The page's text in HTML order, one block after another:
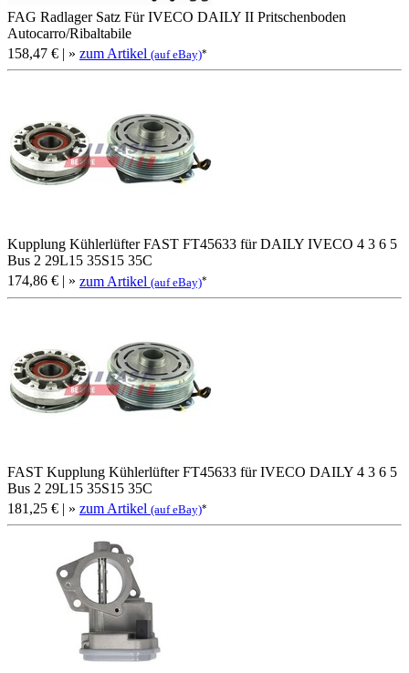
FAG Radlager Satz Für IVECO DAILY II Pritschenboden
Autocarro/Ribaltabile
158,47 € | » zum Artikel (auf eBay)*
Kupplung Kühlerlüfter FAST FT45633 für DAILY IVECO 4 3 6 5
Bus 2 29L15 35S15 35C
174,86 € | » zum Artikel (auf eBay)*
FAST Kupplung Kühlerlüfter FT45633 für IVECO DAILY 4 3 6 5
Bus 2 29L15 35S15 35C
181,25 € | » zum Artikel (auf eBay)*